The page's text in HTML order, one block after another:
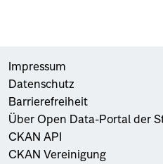
Impressum
Datenschutz
Barrierefreiheit
Über Open Data-Portal der
CKAN API
CKAN Vereinigung